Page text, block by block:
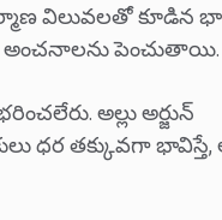
విలువలతో కూడిన
అంచనాలను పెంచుతాయి.
అల్లు అర్జున్
ధర తక్కువగా భావిస్తే,